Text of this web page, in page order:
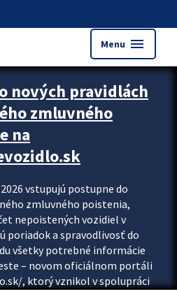
Menu menu
nových pravidlách
zmluvného
na
vstupujú postupne do
zmluvného poistenia,
nepoistených vozidiel v
poriadok a spravodlivosť do
všetky potrebné informácie
– novom oficiálnom portáli
, ktorý vznikol v spolupráci